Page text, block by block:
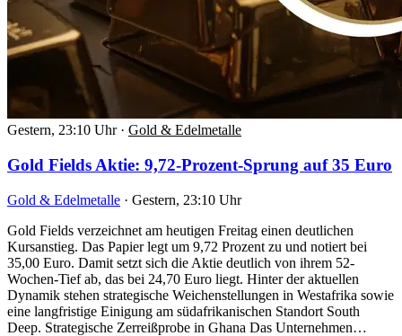
Gestern, 23:10 Uhr · Gold & Edelmetalle
Gold Fields Aktie: 9,72-Prozent-Sprung auf 35 Euro
Gold & Edelmetalle · Gestern, 23:10 Uhr
Gold Fields verzeichnet am heutigen Freitag einen deutlichen
Kursanstieg. Das Papier legt um 9,72 Prozent zu und notiert bei
35,00 Euro. Damit setzt sich die Aktie deutlich von ihrem 52-
Wochen-Tief ab, das bei 24,70 Euro liegt. Hinter der aktuellen
Dynamik stehen strategische Weichenstellungen in Westafrika sowie
eine langfristige Einigung am südafrikanischen Standort South
Deep. Strategische Zerreißprobe in Ghana Das Unternehmen…